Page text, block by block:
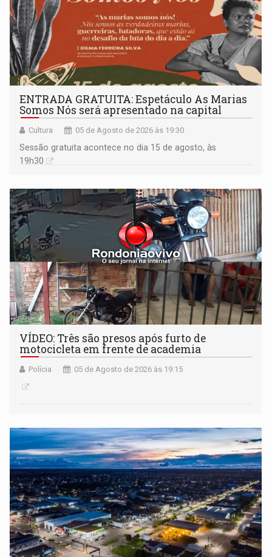
ENTRADA GRATUITA: Espetáculo As Marias
Somos Nós será apresentado na capital
Cultura 05 de Agosto de 2026 às 19:30
Sessão gratuita acontece no dia 15 de agosto, às
19h30
VÍDEO: Três são presos após furto de
motocicleta em frente de academia
Polícia 05 de Agosto de 2026 às 19:15